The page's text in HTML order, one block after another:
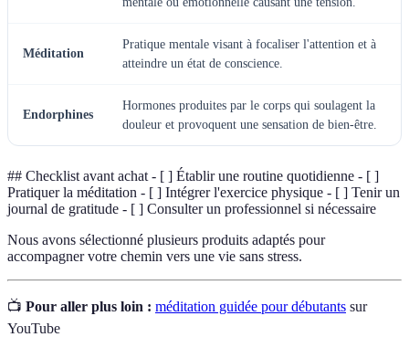
Méditation
Pratique mentale visant à focaliser l'attention et à
atteindre un état de conscience.
Endorphines
Hormones produites par le corps qui soulagent la
douleur et provoquent une sensation de bien-être.
## Checklist avant achat - [ ] Établir une routine quotidienne - [ ]
Pratiquer la méditation - [ ] Intégrer l'exercice physique - [ ] Tenir un
journal de gratitude - [ ] Consulter un professionnel si nécessaire
Nous avons sélectionné plusieurs produits adaptés pour
accompagner votre chemin vers une vie sans stress.
📺 Pour aller plus loin : méditation guidée pour débutants sur
YouTube